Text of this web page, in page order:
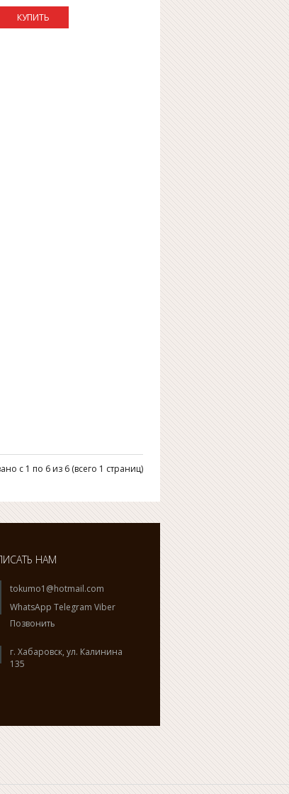
КУПИТЬ
с 1 по 6 из 6 (всего 1 страниц)
НАМ
tokumo1@hotmail.com
WhatsApp Telegram Viber
Позвонить
г. Хабаровск, ул. Калинина
135